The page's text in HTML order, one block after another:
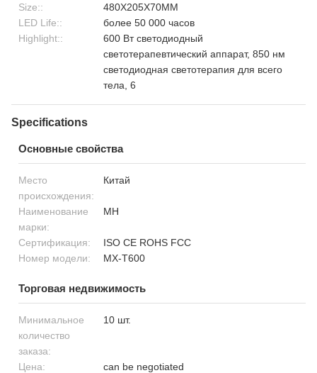
Size::
480X205X70MM
LED Life::
более 50 000 часов
Highlight::
600 Вт светодиодный
светотерапевтический аппарат, 850 нм
светодиодная светотерапия для всего
тела, 6
Specifications
Основные свойства
Место
происхождения:
Китай
Наименование
марки:
MH
Сертификация:
ISO CE ROHS FCC
Номер модели:
МХ-Т600
Торговая недвижимость
Минимальное
количество
заказа:
10 шт.
Цена:
can be negotiated